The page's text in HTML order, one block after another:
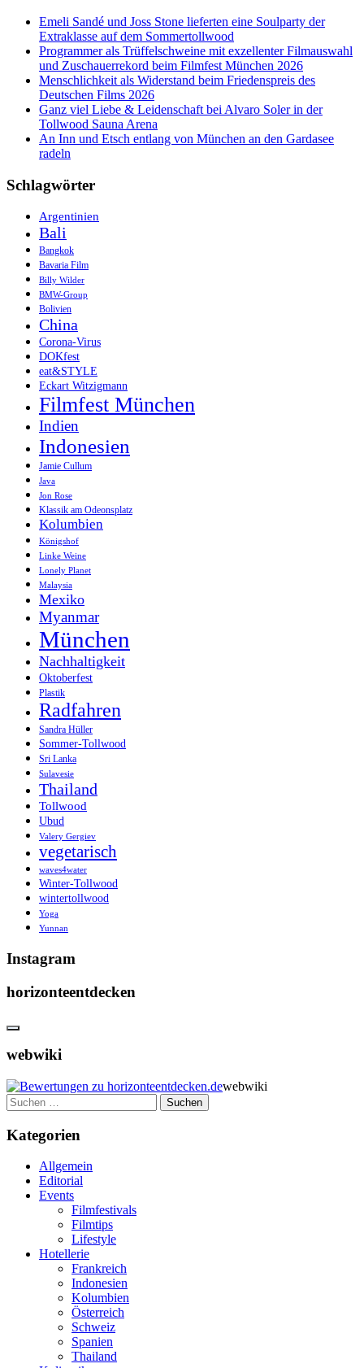
Emeli Sandé und Joss Stone lieferten eine Soulparty der
Extraklasse auf dem Sommertollwood
Programmer als Trüffelschweine mit exzellenter Filmauswahl
und Zuschauerrekord beim Filmfest München 2026
Menschlichkeit als Widerstand beim Friedenspreis des
Deutschen Films 2026
Ganz viel Liebe & Leidenschaft bei Alvaro Soler in der
Tollwood Sauna Arena
An Inn und Etsch entlang von München an den Gardasee
radeln
Schlagwörter
Argentinien
Bali
Bangkok
Bavaria Film
Billy Wilder
BMW-Group
Bolivien
China
Corona-Virus
DOKfest
eat&STYLE
Eckart Witzigmann
Filmfest München
Indien
Indonesien
Jamie Cullum
Java
Jon Rose
Klassik am Odeonsplatz
Kolumbien
Königshof
Linke Weine
Lonely Planet
Malaysia
Mexiko
Myanmar
München
Nachhaltigkeit
Oktoberfest
Plastik
Radfahren
Sandra Hüller
Sommer-Tollwood
Sri Lanka
Sulavesie
Thailand
Tollwood
Ubud
Valery Gergiev
vegetarisch
waves4water
Winter-Tollwood
wintertollwood
Yoga
Yunnan
Instagram
horizonteentdecken
webwiki
webwiki
Suchen
nach:
Kategorien
Allgemein
Editorial
Events
Filmfestivals
Filmtips
Lifestyle
Hotellerie
Frankreich
Indonesien
Kolumbien
Österreich
Schweiz
Spanien
Thailand